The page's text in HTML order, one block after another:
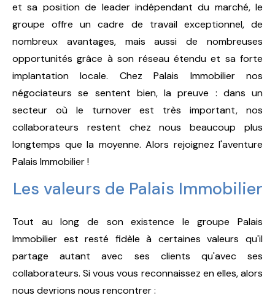
et sa position de leader indépendant du marché, le
groupe offre un cadre de travail exceptionnel, de
nombreux avantages, mais aussi de nombreuses
opportunités grâce à son réseau étendu et sa forte
implantation locale. Chez Palais Immobilier nos
négociateurs se sentent bien, la preuve : dans un
secteur où le turnover est très important, nos
collaborateurs restent chez nous beaucoup plus
longtemps que la moyenne. Alors rejoignez l'aventure
Palais Immobilier !
Les valeurs de Palais Immobilier
Tout au long de son existence le groupe Palais
Immobilier est resté fidèle à certaines valeurs qu'il
partage autant avec ses clients qu'avec ses
collaborateurs. Si vous vous reconnaissez en elles, alors
nous devrions nous rencontrer :